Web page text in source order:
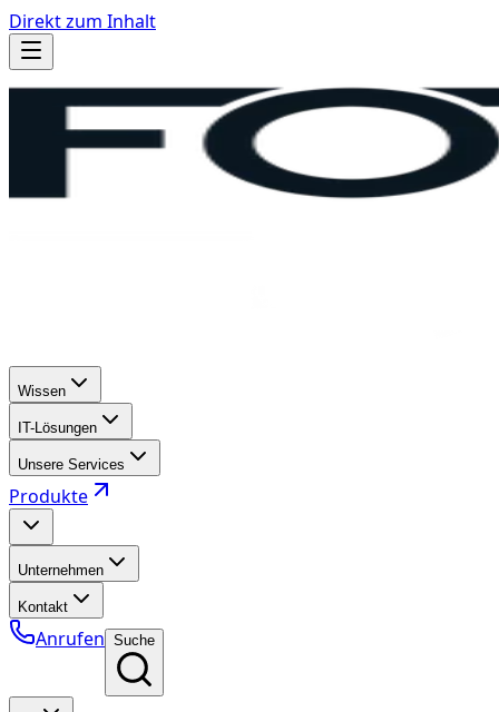
Direkt zum Inhalt
Wissen
IT-Lösungen
Unsere Services
Produkte
Unternehmen
Kontakt
Anrufen Suche